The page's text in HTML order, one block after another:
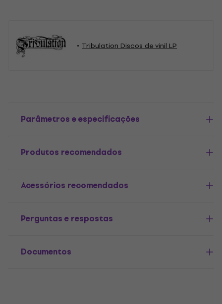
Tribulation Discos de vinil LP
Parâmetros e especificações
Produtos recomendados
Acessórios recomendados
Perguntas e respostas
Documentos